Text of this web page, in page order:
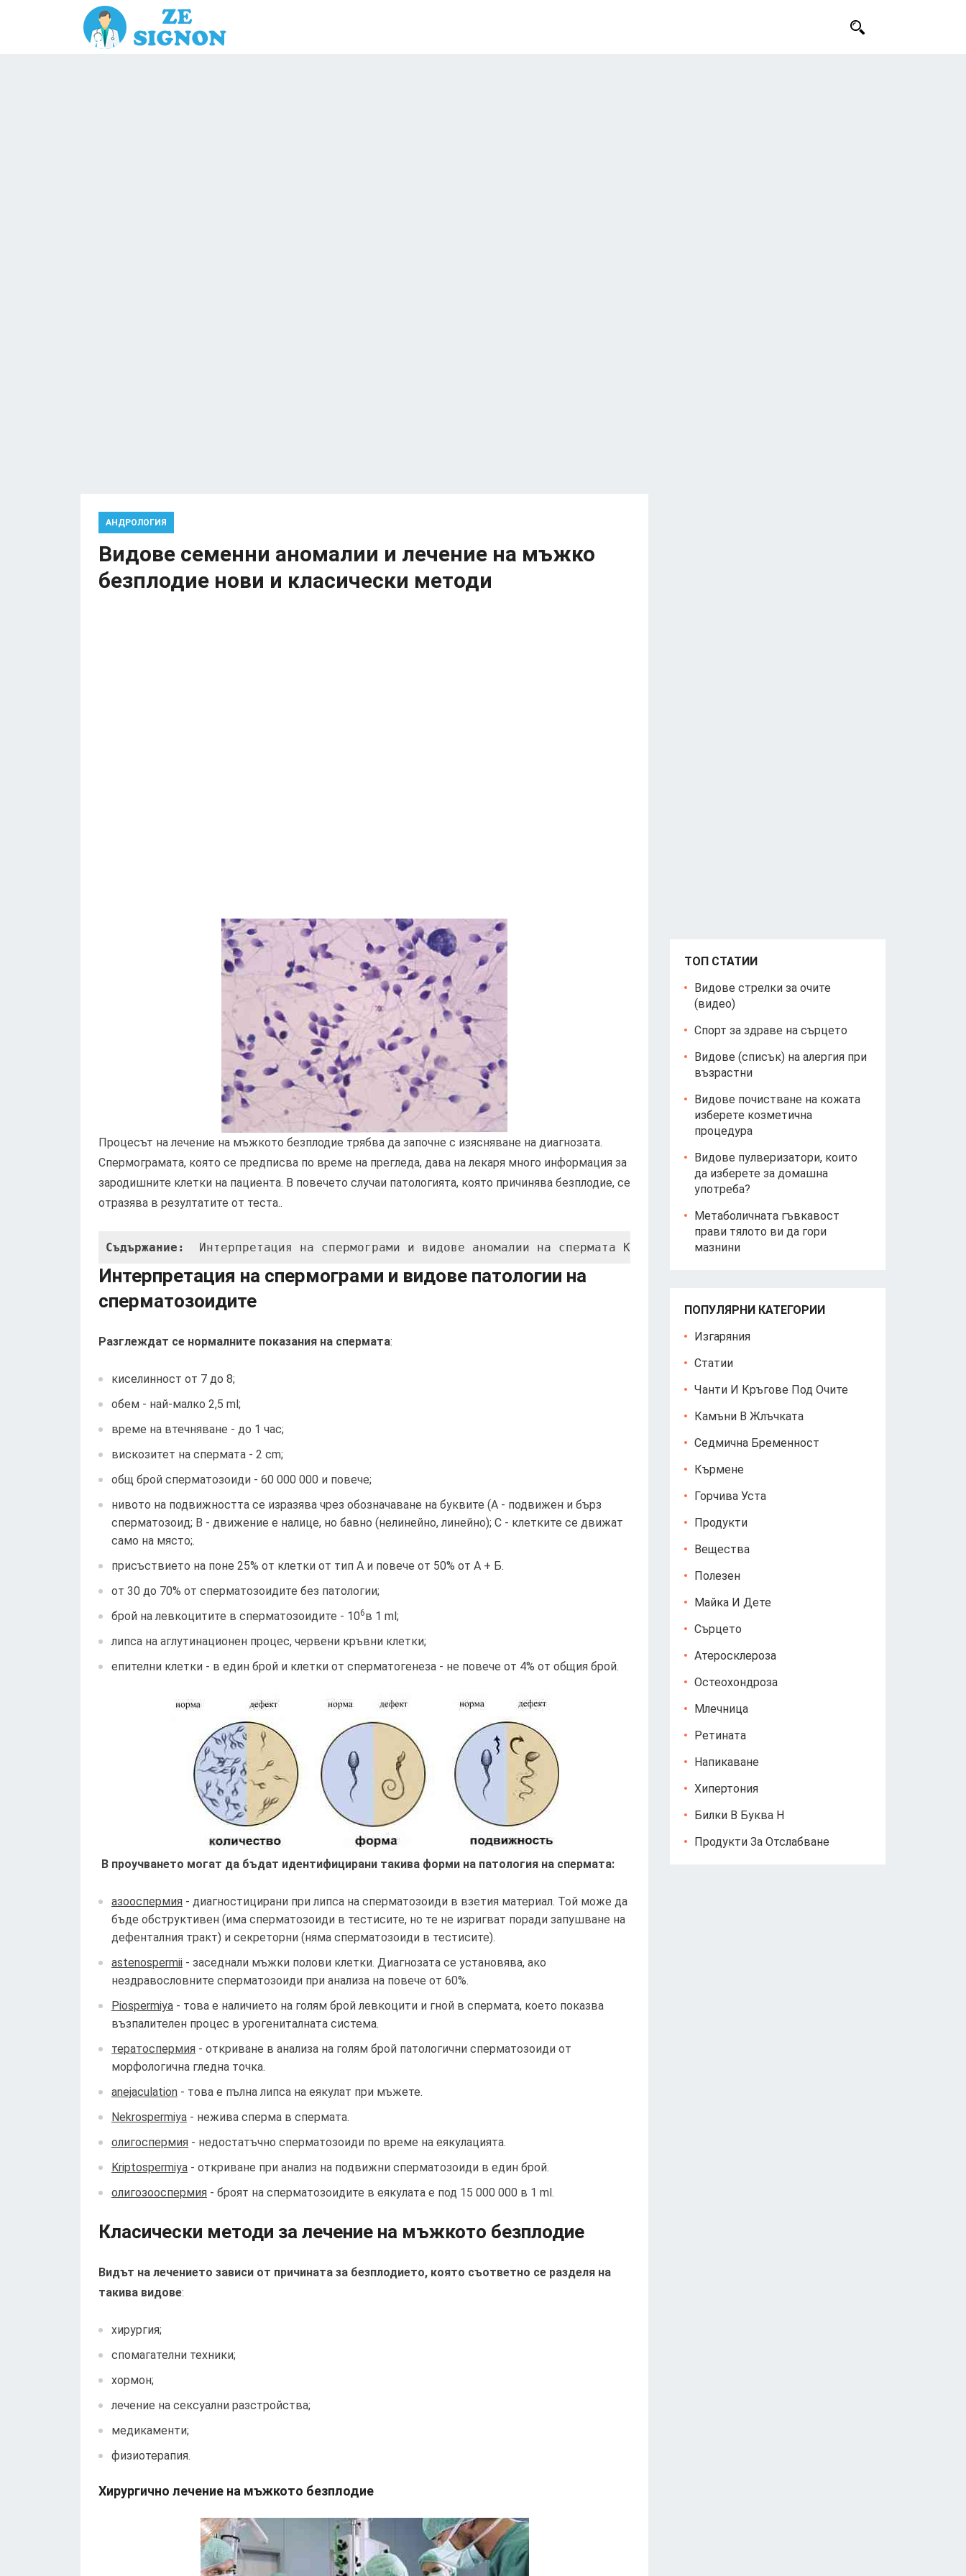
АНДРОЛОГИЯ
Видове семенни аномалии и лечение на мъжко
безплодие нови и класически методи
Процесът на лечение на мъжкото безплодие трябва да започне с изясняване на диагнозата.
Спермограмата, която се предписва по време на прегледа, дава на лекаря много информация за
зародишните клетки на пациента. В повечето случаи патологията, която причинява безплодие, се
отразява в резултатите от теста..
Съдържание: Интерпретация на спермограми и видове аномалии на спермата Класически методи за лечение на безплодие
Интерпретация на спермограми и видове патологии на
сперматозоидите
Разглеждат се нормалните показания на спермата:
киселинност от 7 до 8;
обем - най-малко 2,5 ml;
време на втечняване - до 1 час;
вискозитет на спермата - 2 cm;
общ брой сперматозоиди - 60 000 000 и повече;
нивото на подвижността се изразява чрез обозначаване на буквите (A - подвижен и бърз
сперматозоид; B - движение е налице, но бавно (нелинейно, линейно); C - клетките се движат
само на място;.
присъствието на поне 25% от клетки от тип А и повече от 50% от А + Б.
от 30 до 70% от сперматозоидите без патологии;
брой на левкоцитите в сперматозоидите - 106в 1 ml;
липса на аглутинационен процес, червени кръвни клетки;
епителни клетки - в един брой и клетки от сперматогенеза - не повече от 4% от общия брой.
В проучването могат да бъдат идентифицирани такива форми на патология на спермата:
азооспермия - диагностицирани при липса на сперматозоиди в взетия материал. Той може да
бъде обструктивен (има сперматозоиди в тестисите, но те не изригват поради запушване на
дефенталния тракт) и секреторни (няма сперматозоиди в тестисите).
astenospermii - заседнали мъжки полови клетки. Диагнозата се установява, ако
нездравословните сперматозоиди при анализа на повече от 60%.
Piospermiya - това е наличието на голям брой левкоцити и гной в спермата, което показва
възпалителен процес в урогениталната система.
тератоспермия - откриване в анализа на голям брой патологични сперматозоиди от
морфологична гледна точка.
anejaculation - това е пълна липса на еякулат при мъжете.
Nekrospermiya - нежива сперма в спермата.
олигоспермия - недостатъчно сперматозоиди по време на еякулацията.
Kriptospermiya - откриване при анализ на подвижни сперматозоиди в един брой.
олигозооспермия - броят на сперматозоидите в еякулата е под 15 000 000 в 1 ml.
Класически методи за лечение на мъжкото безплодие
Видът на лечението зависи от причината за безплодието, която съответно се разделя на
такива видове:
хирургия;
спомагателни техники;
хормон;
лечение на сексуални разстройства;
медикаменти;
физиотерапия.
Хирургично лечение на мъжкото безплодие
ТОП СТАТИИ
Видове стрелки за очите
(видео)
Спорт за здраве на сърцето
Видове (списък) на алергия при
възрастни
Видове почистване на кожата
изберете козметична
процедура
Видове пулверизатори, които
да изберете за домашна
употреба?
Метаболичната гъвкавост
прави тялото ви да гори
мазнини
ПОПУЛЯРНИ КАТЕГОРИИ
Изгаряния
Статии
Чанти И Кръгове Под Очите
Камъни В Жлъчката
Седмична Бременност
Кърмене
Горчива Уста
Продукти
Вещества
Полезен
Майка И Дете
Сърцето
Атеросклероза
Остеохондроза
Млечница
Ретината
Напикаване
Хипертония
Билки В Буква Н
Продукти За Отслабване